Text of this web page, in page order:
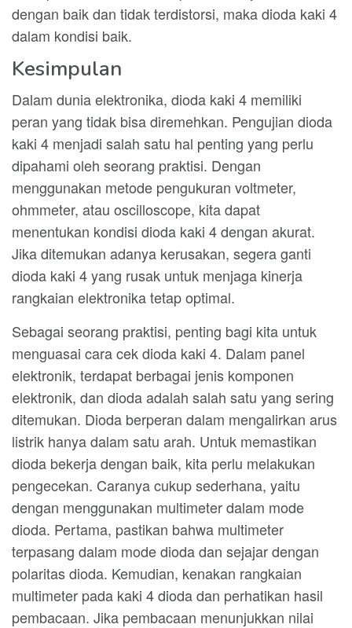
dengan baik dan tidak terdistorsi, maka dioda kaki 4
dalam kondisi baik.
Kesimpulan
Dalam dunia elektronika, dioda kaki 4 memiliki
peran yang tidak bisa diremehkan. Pengujian dioda
kaki 4 menjadi salah satu hal penting yang perlu
dipahami oleh seorang praktisi. Dengan
menggunakan metode pengukuran voltmeter,
ohmmeter, atau oscilloscope, kita dapat
menentukan kondisi dioda kaki 4 dengan akurat.
Jika ditemukan adanya kerusakan, segera ganti
dioda kaki 4 yang rusak untuk menjaga kinerja
rangkaian elektronika tetap optimal.
Sebagai seorang praktisi, penting bagi kita untuk
menguasai cara cek dioda kaki 4. Dalam panel
elektronik, terdapat berbagai jenis komponen
elektronik, dan dioda adalah salah satu yang sering
ditemukan. Dioda berperan dalam mengalirkan arus
listrik hanya dalam satu arah. Untuk memastikan
dioda bekerja dengan baik, kita perlu melakukan
pengecekan. Caranya cukup sederhana, yaitu
dengan menggunakan multimeter dalam mode
dioda. Pertama, pastikan bahwa multimeter
terpasang dalam mode dioda dan sejajar dengan
polaritas dioda. Kemudian, kenakan rangkaian
multimeter pada kaki 4 dioda dan perhatikan hasil
pembacaan. Jika pembacaan menunjukkan nilai